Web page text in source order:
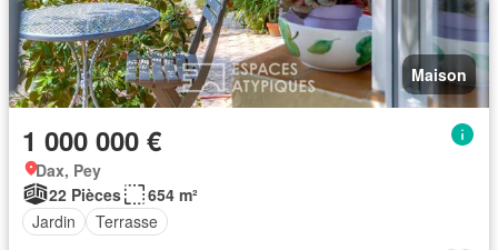
Maison
1 000 000 €
Dax, Pey
22 Pièces
654 m²
Jardin
Terrasse